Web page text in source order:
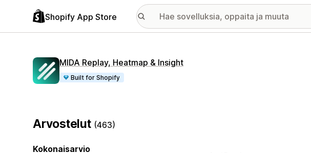
Shopify App Store
MIDA Replay, Heatmap & Insight
Built for Shopify
Arvostelut (463)
Kokonaisarvio